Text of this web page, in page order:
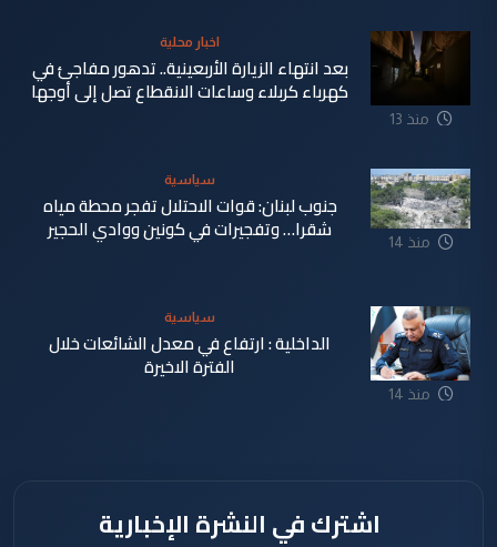
منذ 13
اخبار محلية
بعد انتهاء الزيارة الأربعينية.. تدهور مفاجئ في
كهرباء كربلاء وساعات الانقطاع تصل إلى أوجها
منذ 14
سياسية
جنوب لبنان: قوات الاحتلال تفجر محطة مياه
شقرا… وتفجيرات في كونين ووادي الحجير
منذ 14
سياسية
الداخلية : ارتفاع في معدل الشائعات خلال
الفترة الاخيرة
اشترك في النشرة الإخبارية